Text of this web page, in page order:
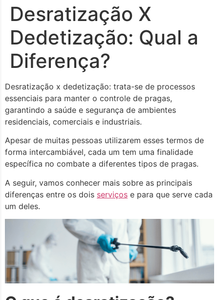
Desratização X
Dedetização: Qual a
Diferença?
Desratização x dedetização: trata-se de processos
essenciais para manter o controle de pragas,
garantindo a saúde e segurança de ambientes
residenciais, comerciais e industriais.
Apesar de muitas pessoas utilizarem esses termos de
forma intercambiável, cada um tem uma finalidade
específica no combate a diferentes tipos de pragas.
A seguir, vamos conhecer mais sobre as principais
diferenças entre os dois serviços e para que serve cada
um deles.